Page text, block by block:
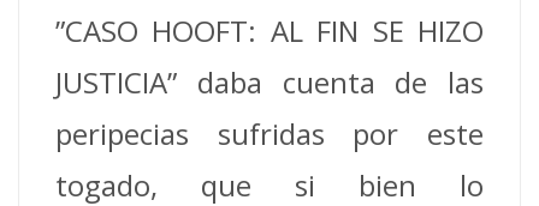
”CASO HOOFT: AL FIN SE HIZO
JUSTICIA” daba cuenta de las
peripecias sufridas por este
togado, que si bien lo